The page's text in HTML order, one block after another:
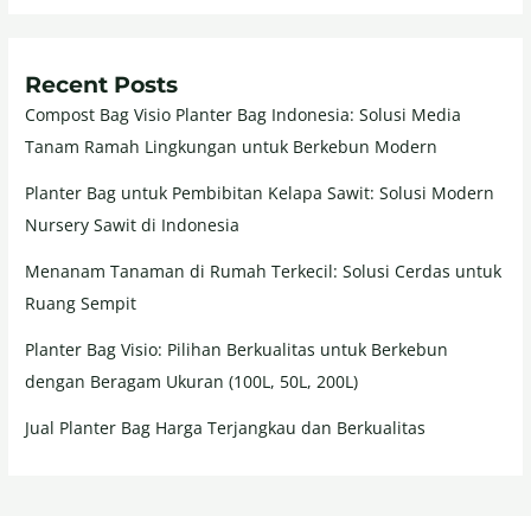
Recent Posts
Compost Bag Visio Planter Bag Indonesia: Solusi Media
Tanam Ramah Lingkungan untuk Berkebun Modern
Planter Bag untuk Pembibitan Kelapa Sawit: Solusi Modern
Nursery Sawit di Indonesia
Menanam Tanaman di Rumah Terkecil: Solusi Cerdas untuk
Ruang Sempit
Planter Bag Visio: Pilihan Berkualitas untuk Berkebun
dengan Beragam Ukuran (100L, 50L, 200L)
Jual Planter Bag Harga Terjangkau dan Berkualitas